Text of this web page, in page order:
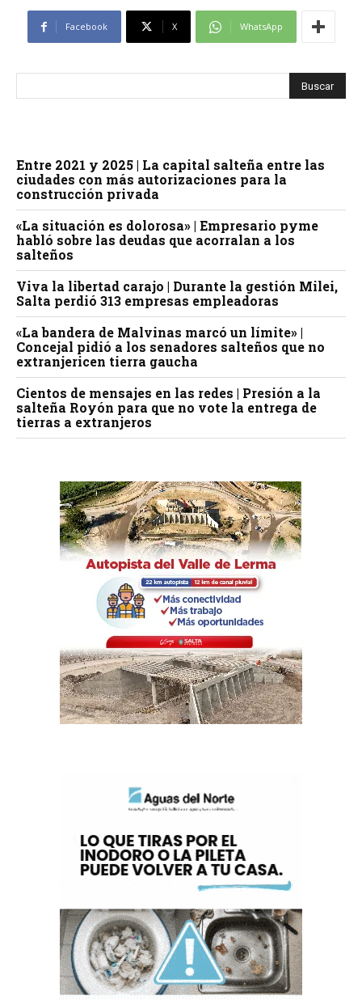
Facebook X WhatsApp
Entre 2021 y 2025 | La capital salteña entre las
ciudades con más autorizaciones para la
construcción privada
«La situación es dolorosa» | Empresario pyme
habló sobre las deudas que acorralan a los
salteños
Viva la libertad carajo | Durante la gestión Milei,
Salta perdió 313 empresas empleadoras
«La bandera de Malvinas marcó un límite» |
Concejal pidió a los senadores salteños que no
extranjericen tierra gaucha
Cientos de mensajes en las redes | Presión a la
salteña Royón para que no vote la entrega de
tierras a extranjeros